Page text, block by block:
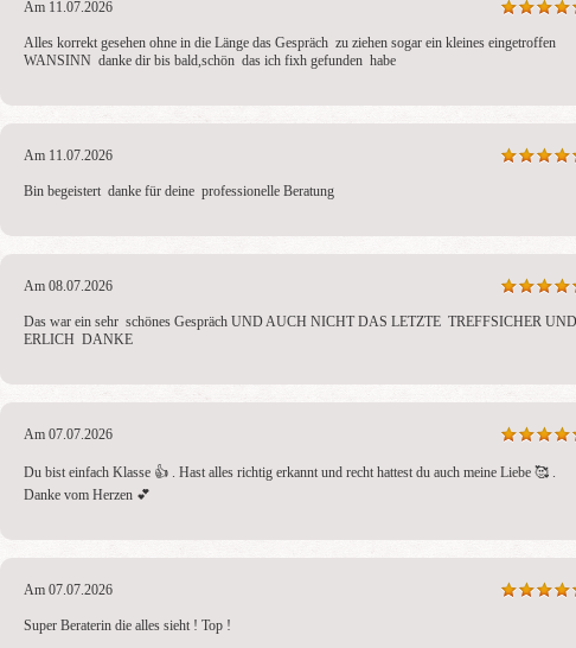
PIN: 263
Bewertungen: 12
Über 20 Jahre Erfahrung
geprägt mit Lenormand,-
Energiearbeit, Pendel, Tensor,
Blockaden-Auflösung,
Quantenenergie-Übertragung,
Kartengestützt.
PIN: 212
Bewertungen: 5
Wie finde ich meinem Glück?
Wie hole ich es zurück?
Antworten
🔮 Mio –
Kartenlegerin
der Seele •
Klarheit Mit
blicke ich
des Sich
Am 11.07.2026
Alles korrekt gesehen ohne in die Länge das Gespräch  zu ziehen sogar ein kleines eingetroffen
WANSINN  danke dir bis bald,schön  das ich fixh gefunden  habe
Am 11.07.2026
Bin begeistert  danke für deine  professionelle Beratung
Am 08.07.2026
Das war ein sehr  schönes Gespräch UND AUCH NICHT DAS LETZTE  TREFFSICHER UND
ERLICH  DANKE
Am 07.07.2026
Du bist einfach Klasse 👍 . Hast alles richtig erkannt und recht hattest du auch meine Liebe 🥰 .
Danke vom Herzen 💕
Am 07.07.2026
Super Beraterin die alles sieht ! Top !